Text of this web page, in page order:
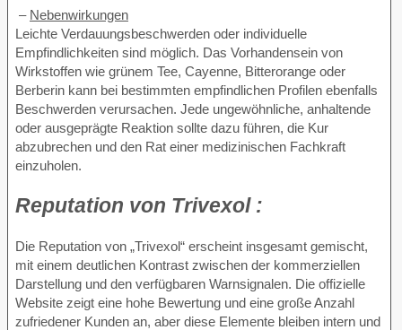
– Nebenwirkungen
Leichte Verdauungsbeschwerden oder individuelle
Empfindlichkeiten sind möglich. Das Vorhandensein von
Wirkstoffen wie grünem Tee, Cayenne, Bitterorange oder
Berberin kann bei bestimmten empfindlichen Profilen ebenfalls
Beschwerden verursachen. Jede ungewöhnliche, anhaltende
oder ausgeprägte Reaktion sollte dazu führen, die Kur
abzubrechen und den Rat einer medizinischen Fachkraft
einzuholen.
Reputation von Trivexol :
Die Reputation von „Trivexol“ erscheint insgesamt gemischt,
mit einem deutlichen Kontrast zwischen der kommerziellen
Darstellung und den verfügbaren Warnsignalen. Die offizielle
Website zeigt eine hohe Bewertung und eine große Anzahl
zufriedener Kunden an, aber diese Elemente bleiben intern und